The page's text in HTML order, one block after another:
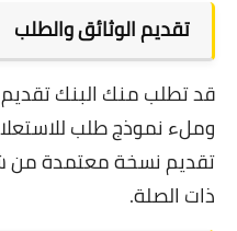
تقديم الوثائق والطلب
قد تطلب منك البنك تقديم
وملء نموذج طلب
تقديم نسخة معتمدة من
ذات الصلة.